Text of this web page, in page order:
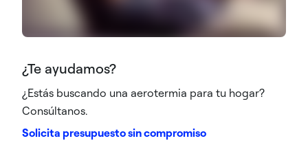
¿Te ayudamos?
¿Estás buscando una aerotermia para tu hogar?
Consúltanos.
Solicita presupuesto sin compromiso